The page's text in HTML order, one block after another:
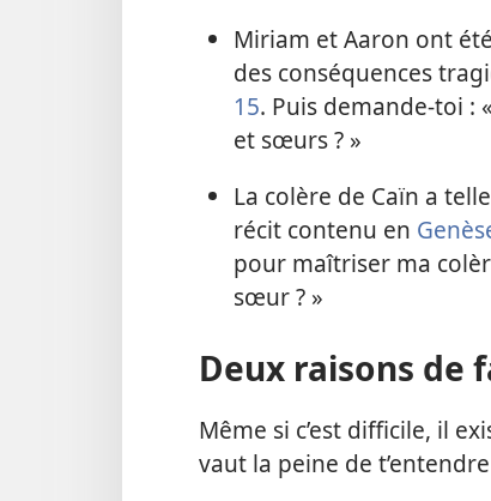
Miriam et Aaron ont
des conséquences
15. Puis demande-toi :
et sœurs ? »
La colère de Caïn a
récit contenu en
pour maîtriser ma
sœur ? »
Deux raisons de
Même si c’est difficile, il
vaut la peine de